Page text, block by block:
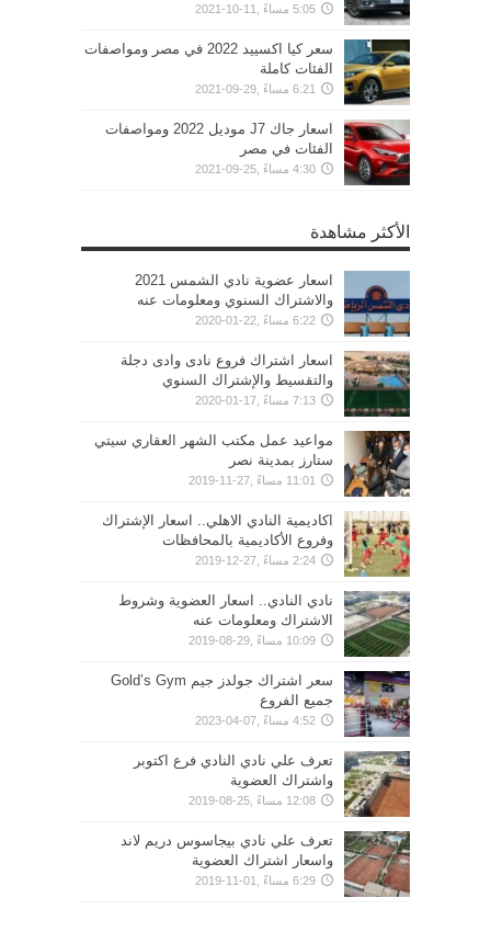
5:05 مساءً ,11-10-2021
سعر كيا اكسييد 2022 في مصر ومواصفات
الفئات كاملة
6:21 مساءً ,29-09-2021
اسعار جاك J7 موديل 2022 ومواصفات
الفئات في مصر
4:30 مساءً ,25-09-2021
الأكثر مشاهدة
اسعار عضوية نادي الشمس 2021
والاشتراك السنوي ومعلومات عنه
6:22 مساءً ,22-01-2020
اسعار اشتراك فروع نادى وادى دجلة
والتقسيط والإشتراك السنوي
7:13 مساءً ,17-01-2020
مواعيد عمل مكتب الشهر العقاري سيتي
ستارز بمدينة نصر
11:01 مساءً ,27-11-2019
اكاديمية النادي الاهلي.. اسعار الإشتراك
وفروع الأكاديمية بالمحافظات
2:24 مساءً ,27-12-2019
نادي النادي.. اسعار العضوية وشروط
الاشتراك ومعلومات عنه
10:09 مساءً ,29-08-2019
سعر اشتراك جولدز جيم Gold’s Gym
جميع الفروع
4:52 مساءً ,07-04-2023
تعرف علي نادي النادي فرع اكتوبر
واشتراك العضوية
12:08 مساءً ,25-08-2019
تعرف علي نادي بيجاسوس دريم لاند
واسعار اشتراك العضوية
6:29 مساءً ,01-11-2019